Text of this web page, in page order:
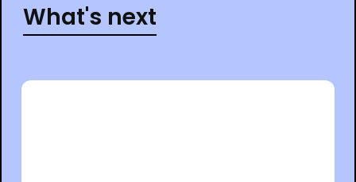
What's next